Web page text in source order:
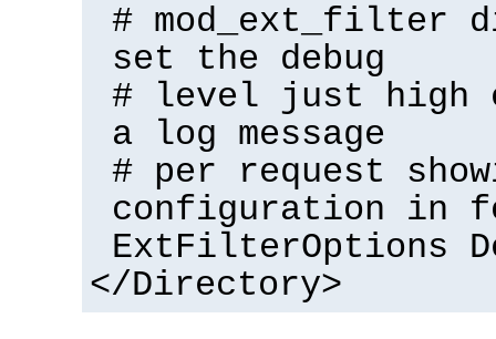
# mod_ext_filter
set the debug
# level just high
a log message
# per request
configuration in
ExtFilterOptions
</Directory>